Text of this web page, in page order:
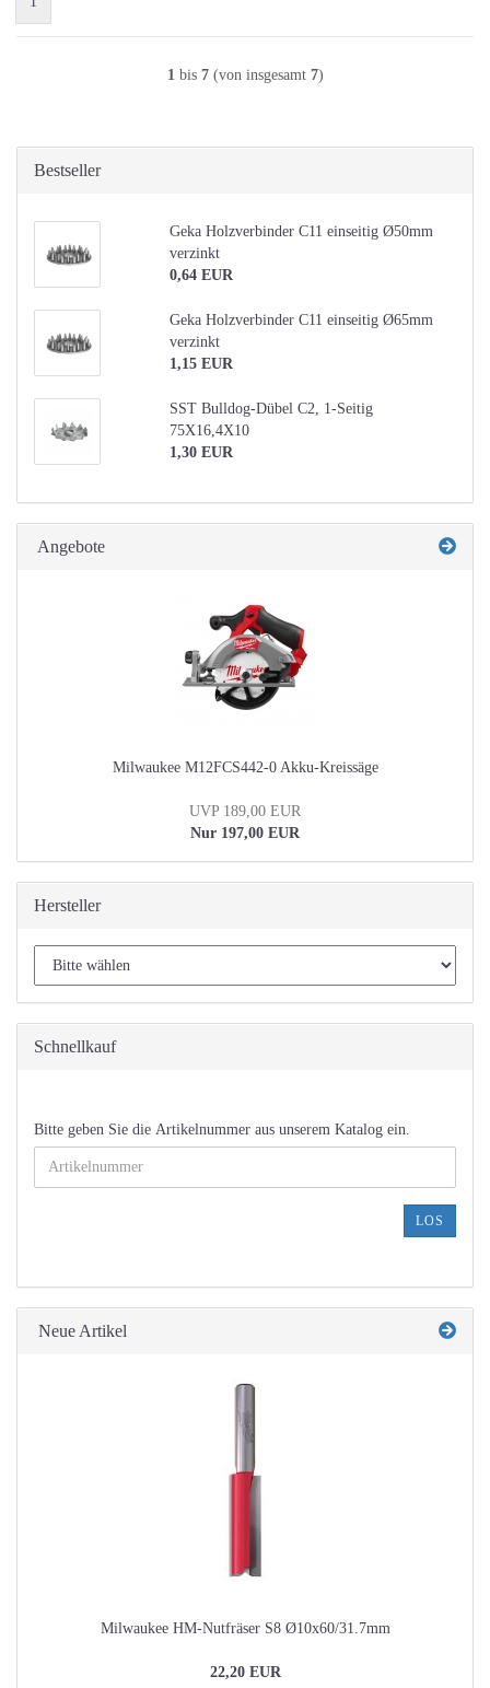
1bis 7(von insgesamt 7)
Bestseller
Geka Holzverbinder C11 einseitig Ø50mm
verzinkt
0,64 EUR
Geka Holzverbinder C11 einseitig Ø65mm
verzinkt
1,15 EUR
SST Bulldog-Dübel C2, 1-Seitig
75X16,4X10
1,30 EUR
Angebote
Milwaukee M12FCS442-0 Akku-Kreissäge
UVP 189,00 EUR
Nur 197,00 EUR
Hersteller
Schnellkauf
BITTE
GEBEN
SIE
EIN.
Bitte geben Sie die Artikelnummer aus unserem Katalog ein.
LOS
Neue Artikel
Milwaukee HM-Nutfräser S8 Ø10x60/31.7mm
22,20 EUR